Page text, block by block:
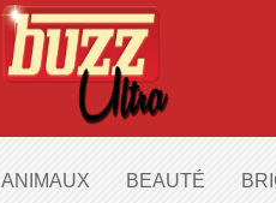
ANIMAUX BEAUTÉ